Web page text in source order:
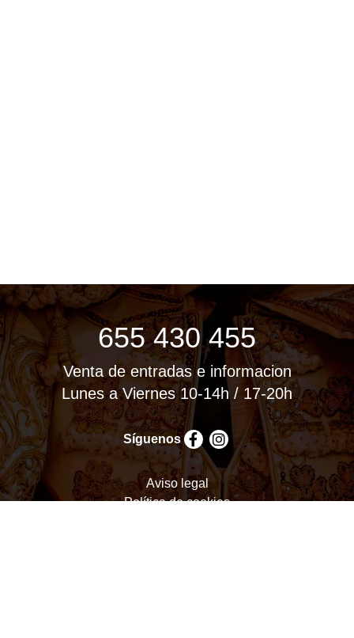
655 430 455
Venta de entradas e informacion
Lunes a Viernes 10-14h / 17-20h
Síguenos
Aviso legal
Política de cookies